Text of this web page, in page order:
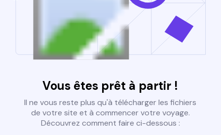
Vous êtes prêt à partir !
Il ne vous reste plus qu'à télécharger les fichiers
de votre site et à commencer votre voyage.
Découvrez comment faire ci-dessous :